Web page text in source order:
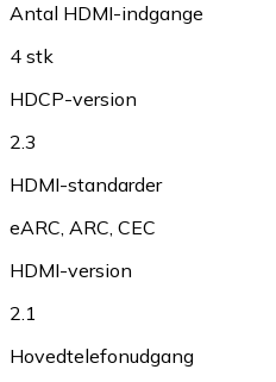
Antal HDMI-indgange
4 stk
HDCP-version
2.3
HDMI-standarder
eARC, ARC, CEC
HDMI-version
2.1
Hovedtelefonudgang